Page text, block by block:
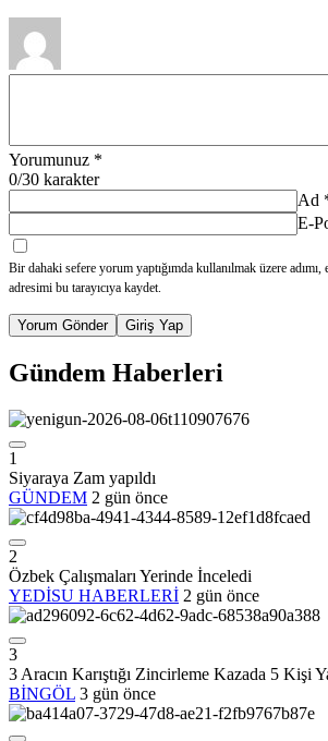
Yorumunuz *
0/30 karakter
Ad
E-
Bir dahaki sefere yorum yaptığımda kullanılmak üzere
adresimi bu tarayıcıya kaydet.
Yorum Gönder Giriş Yap
Gündem Haberleri
1
Siyaraya Zam yapıldı
GÜNDEM 2 gün önce
2
Özbek Çalışmaları Yerinde İnceledi
YEDİSU HABERLERİ 2 gün önce
3
3 Aracın Karıştığı Zincirleme Kazada 5 Kişi
BİNGÖL 3 gün önce